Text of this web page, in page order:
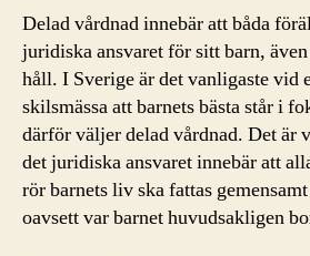
Delad vårdnad innebär att båda
juridiska ansvaret för sitt barn,
håll. I Sverige är det vanligaste vid
skilsmässa att barnets bästa står i
därför väljer delad vårdnad. Det är
det juridiska ansvaret innebär att
rör barnets liv ska fattas
oavsett var barnet huvudsakligen